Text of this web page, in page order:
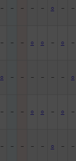
－ － － － － ○ － －
－ － － ○ ○ － ○ －
○ － － － － － － ○
－ － － ○ ○ － ○ －
－ － － － － ○ － －